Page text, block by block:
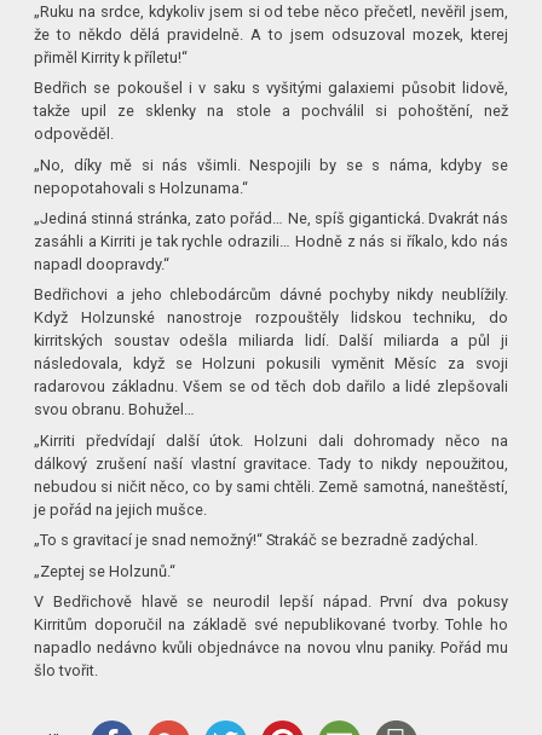
„Ruku na srdce, kdykoliv jsem si od tebe něco přečetl, nevěřil jsem,
že to někdo dělá pravidelně. A to jsem odsuzoval mozek, kterej
přiměl Kirrity k příletu!“
Bedřich se pokoušel i v saku s vyšitými galaxiemi působit lidově,
takže upil ze sklenky na stole a pochválil si pohoštění, než
odpověděl.
„No, díky mě si nás všimli. Nespojili by se s náma, kdyby se
nepopotahovali s Holzunama.“
„Jediná stinná stránka, zato pořád… Ne, spíš gigantická. Dvakrát nás
zasáhli a Kirriti je tak rychle odrazili… Hodně z nás si říkalo, kdo nás
napadl doopravdy.“
Bedřichovi a jeho chlebodárcům dávné pochyby nikdy neublížily.
Když Holzunské nanostroje rozpouštěly lidskou techniku, do
kirritských soustav odešla miliarda lidí. Další miliarda a půl ji
následovala, když se Holzuni pokusili vyměnit Měsíc za svoji
radarovou základnu. Všem se od těch dob dařilo a lidé zlepšovali
svou obranu. Bohužel…
„Kirriti předvídají další útok. Holzuni dali dohromady něco na
dálkový zrušení naší vlastní gravitace. Tady to nikdy nepoužitou,
nebudou si ničit něco, co by sami chtěli. Země samotná, naneštěstí,
je pořád na jejich mušce.
„To s gravitací je snad nemožný!“ Strakáč se bezradně zadýchal.
„Zeptej se Holzunů.“
V Bedřichově hlavě se neurodil lepší nápad. První dva pokusy
Kirritům doporučil na základě své nepublikované tvorby. Tohle ho
napadlo nedávno kvůli objednávce na novou vlnu paniky. Pořád mu
šlo tvořit.